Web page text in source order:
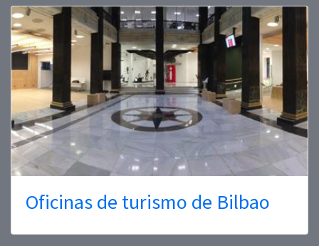
Oficinas de turismo de Bilbao